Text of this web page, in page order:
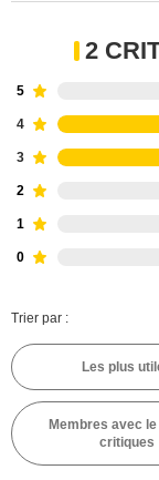
2
5
4
3
2
1
0
Trier par :
Les plus
Membres avec
critiques